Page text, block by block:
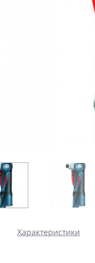
Характеристики